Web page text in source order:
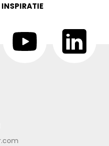
INSPIRATIE